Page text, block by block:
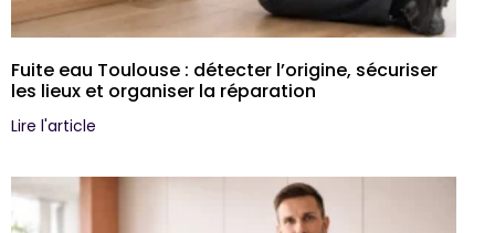
Fuite eau Toulouse : détecter l’origine, sécuriser
les lieux et organiser la réparation
Lire l'article